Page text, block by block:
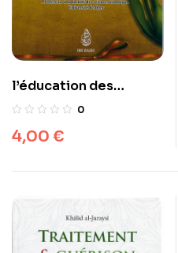
l’éducation des
enfants
0
4,00 €